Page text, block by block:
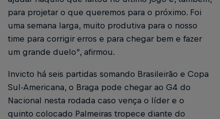
para projetar o que queremos para o próximo. Foi
uma semana larga, muito produtiva para o nosso
time para corrigir erros e para chegar bem e fazer
um grande duelo”, afirmou.
Invicto há seis partidas somando Brasileirão e Copa
Sul-Americana, o Braga pode chegar ao G4 do
Nacional nesta rodada caso vença o líder e o
quinto colocado Palmeiras tropece diante do